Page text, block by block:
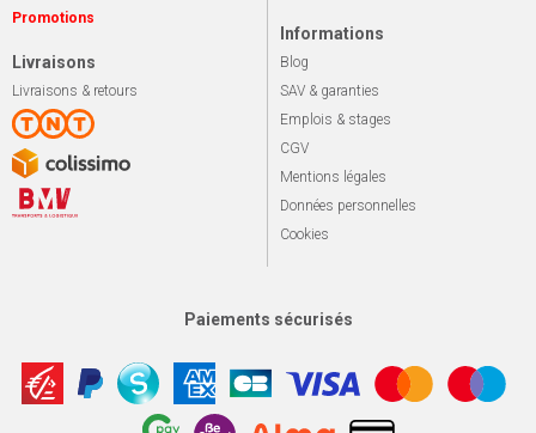
Promotions
Livraisons
Livraisons & retours
Informations
Blog
SAV & garanties
Emplois & stages
CGV
Mentions légales
Données personnelles
Cookies
Paiements sécurisés